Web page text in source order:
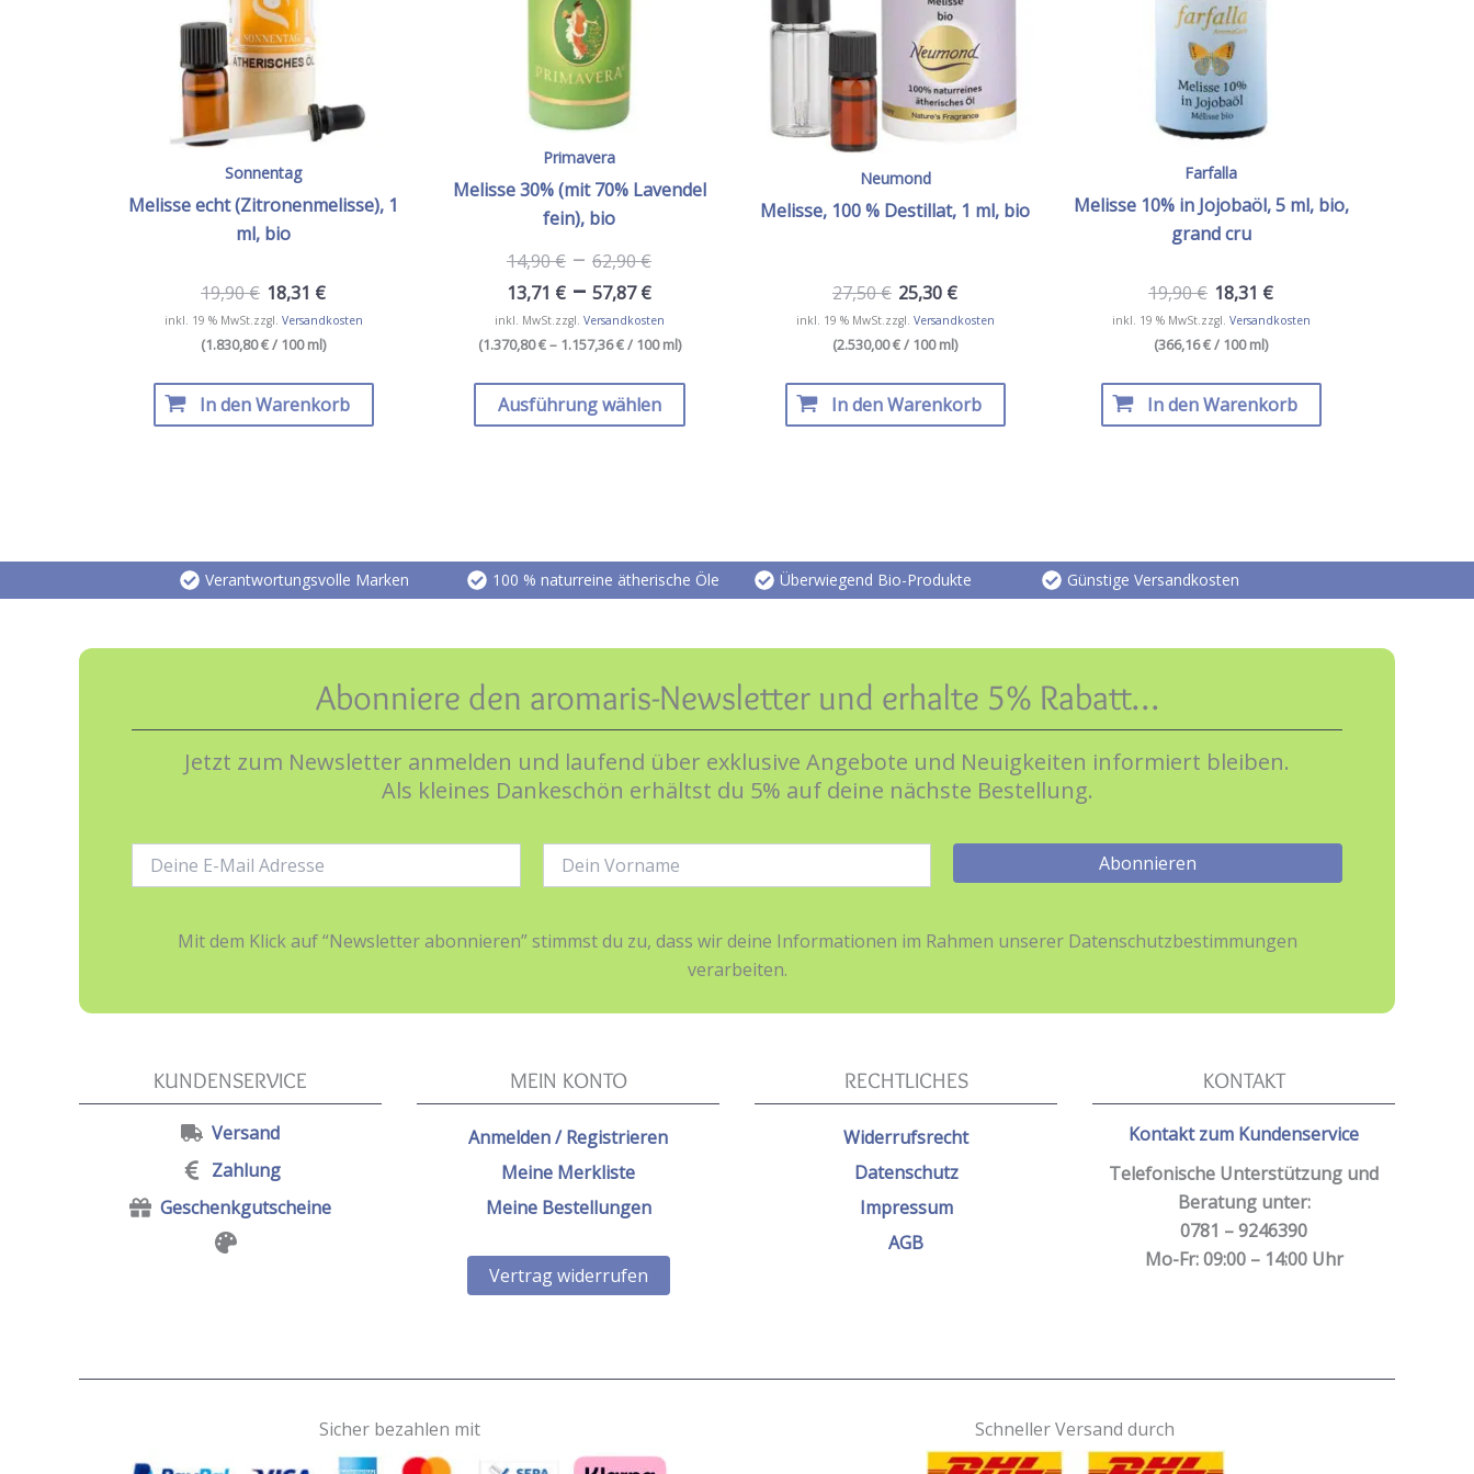
Sonnentag
Melisse echt (Zitronenmelisse), 1
ml, bio
19,90€ 18,31 €
inkl. 19 % MwSt.zzgl. Versandkosten
(1.830,80 € / 100 ml)
In den Warenkorb
Primavera
Melisse 30% (mit 70% Lavendel
fein), bio
14,90€ – 62,90€
13,71 € – 57,87€
inkl. MwSt.zzgl. Versandkosten
(1.370,80 € – 1.157,36 €/ 100 ml)
Ausführung wählen
Optionen
können
der
Produktseite
gewählt
Neumond
Melisse, 100 % Destillat, 1 ml, bio
27,50€ 25,30 €
inkl. 19 % MwSt.zzgl. Versandkosten
(2.530,00 € / 100 ml)
In den Warenkorb
Farfalla
Melisse 10% in Jojobaöl, 5 ml, bio,
grand cru
19,90€ 18,31 €
inkl. 19 % MwSt.zzgl. Versandkosten
(366,16 € / 100 ml)
In den Warenkorb
Verantwortungsvolle Marken 100 % naturreine ätherische Öle Überwiegend Bio-Produkte Günstige Versandkosten
Abonniere den aromaris-Newsletter und erhalte 5% Rabatt…
Jetzt zum Newsletter anmelden und laufend über exklusive Angebote und Neuigkeiten informiert bleiben.
Als kleines Dankeschön erhältst du 5% auf deine nächste Bestellung.
Mail-
Mit dem Klick auf “Newsletter abonnieren” stimmst du zu, dass wir deine Informationen im Rahmen unserer Datenschutzbestimmungen
verarbeiten.
KUNDENSERVICE
Versand
Zahlung
Geschenkgutscheine
MEIN KONTO
Anmelden / Registrieren
Meine Merkliste
Meine Bestellungen
Vertrag widerrufen
RECHTLICHES
Widerrufsrecht
Datenschutz
Impressum
AGB
KONTAKT
Kontakt zum Kundenservice
Telefonische Unterstützung und
Beratung unter:
0781 – 9246390
Mo-Fr: 09:00 – 14:00 Uhr
Sicher bezahlen mit Schneller Versand durch